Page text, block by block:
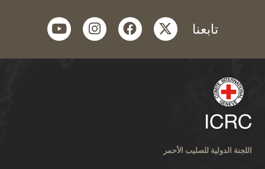
تابعنا twitter
facebook
instagram
youtube
اللجنة الدولية للصليب الأحمر